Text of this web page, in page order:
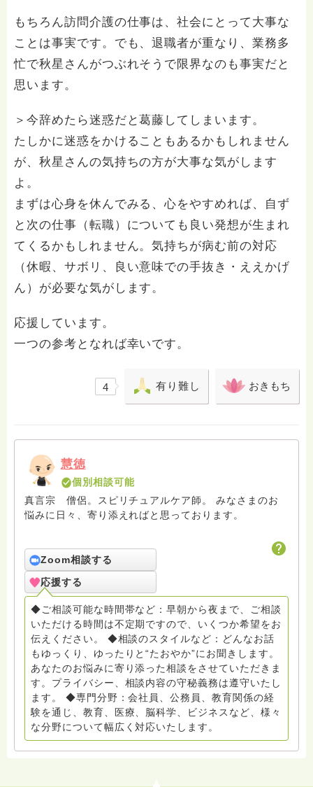
もちろん訪問介護の仕事は、社会にとって大事な
ことは事実です。でも、退職者が重なり、業務多
忙で秋星さんがつぶれそうで限界なのも事実だと
思います。
＞今辞めたら迷惑だと葛藤してしまいます。
たしかに迷惑をかけることもあるかもしれません
が、秋星さんの気持ちの方が大事な気がします
よ。
まずは心身を休んでみる、心をやすめれば、自ず
と次の仕事（転職）についても良い発想が生まれ
てくるかもしれません。気持ちが病む前の対応
（休暇、サボリ、良い意味での手抜き・ええかげ
ん）が必要な気がします。
応援しています。
一つの参考となれば幸いです。
4 有り難し おきもち
慧徳
個別相談可能
真言宗 僧侶。スピリチュアルケア師。 みなさまのお
悩みに日々、寄り添えればと思っております。
Zoom相談する
応援する
◆ご相談可能な時間帯など：早朝から夜まで、ご相談
いただける時間は不定期ですので、いくつか希望をお
伝えください。 ◆相談のスタイルなど：どんなお話
もゆっくり、ゆったりと“たおやか”にお聞きします。
あなたのお悩みに寄り添った相談をさせていただきま
す。プライバシー、相談内容の守秘義務は遵守いたし
ます。 ◆専門分野：会社員、公務員、教育関係の経
験を通じ、教育、医療、脳科学、ビジネスなど、様々
な分野について幅広く対応いたします。